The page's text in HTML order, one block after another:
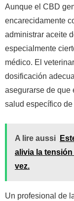
Aunque el CBD
encarecidamente
administrar aceite
especialmente
médico. El
dosificación
asegurarse de que
salud específico
A lire aussi
alivia la
vez.
Un profesional de